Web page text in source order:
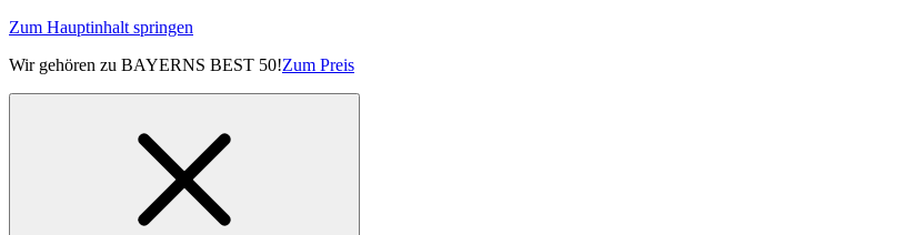
Zum Hauptinhalt springen
Wir gehören zu BAYERNS BEST 50!Zum Preis